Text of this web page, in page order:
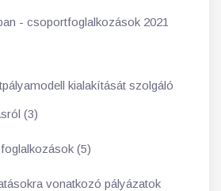
- csoportfoglalkozások 2021
kialakítását szolgáló
(3)
(5)
vonatkozó pályázatok